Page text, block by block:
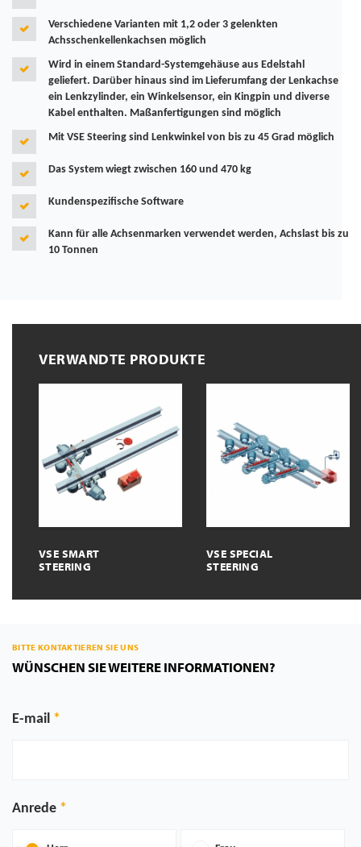
Verschiedene Varianten mit 1,2 oder 3 gelenkten
Achsschenkellenkachsen möglich
Wird in einem Standard-Systemgehäuse aus Edelstahl
geliefert. Darüber hinaus sind im Lieferumfang der Lenkachse
ein Lenkzylinder, ein Winkelsensor, ein Kingpin und diverse
Kabel enthalten. Maßanfertigungen sind möglich
Mit VSE Steering sind Lenkwinkel von bis zu 45 Grad möglich
Das System wiegt zwischen 160 und 470 kg
Kundenspezifische Software
Kann für alle Achsenmarken verwendet werden, Achslast bis zu
10 Tonnen
VERWANDTE PRODUKTE
VSE SMART
STEERING
VSE SPECIAL
STEERING
BITTE KONTAKTIEREN SIE UNS
WÜNSCHEN SIE WEITERE INFORMATIONEN?
E-mail
Anrede